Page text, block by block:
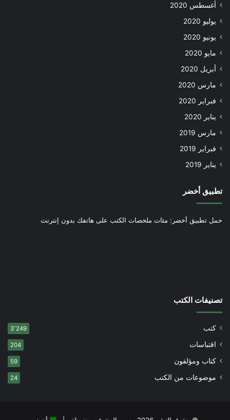
أغسطس 2020
يوليو 2020
يونيو 2020
مايو 2020
أبريل 2020
مارس 2020
فبراير 2020
يناير 2020
مارس 2019
فبراير 2019
يناير 2019
تطبيق أخضر
حمل تطبيق أخضر: مئات ملخصات الكتب على هاتفك بدون إنترنت
تصنيفات الكتب
كتب 3٬249
اقتباسات 204
كتاب ومؤلفون 59
موضوعات من الكتب 24